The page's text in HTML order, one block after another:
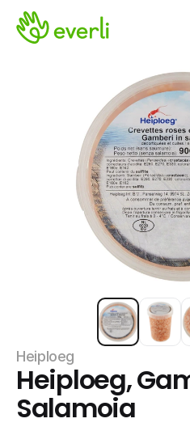
Heiploeg
Heiploeg,
Salamoia